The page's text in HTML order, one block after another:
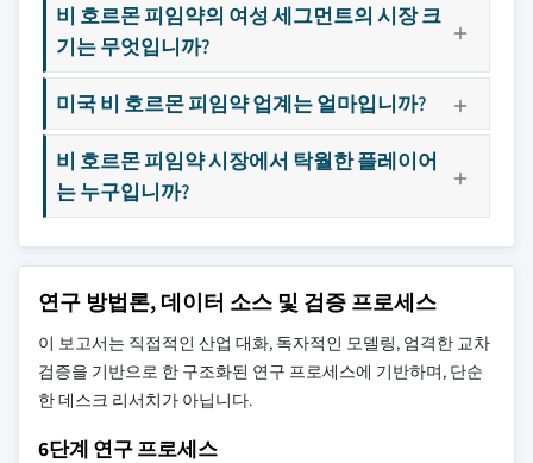
비 호르몬 피임약의 여성 세그먼트의 시장 크
기는 무엇입니까?
미국 비 호르몬 피임약 업계는 얼마입니까?
비 호르몬 피임약 시장에서 탁월한 플레이어
는 누구입니까?
연구 방법론, 데이터 소스 및 검증 프로세스
이 보고서는 직접적인 산업 대화, 독자적인 모델링, 엄격한 교차
검증을 기반으로 한 구조화된 연구 프로세스에 기반하며, 단순
한 데스크 리서치가 아닙니다.
6단계 연구 프로세스